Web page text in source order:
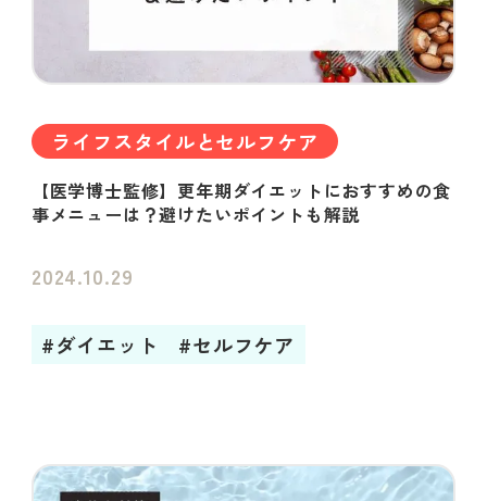
ライフスタイルとセルフケア
【医学博士監修】更年期ダイエットにおすすめの食
事メニューは？避けたいポイントも解説
2024.10.29
#ダイエット #セルフケア